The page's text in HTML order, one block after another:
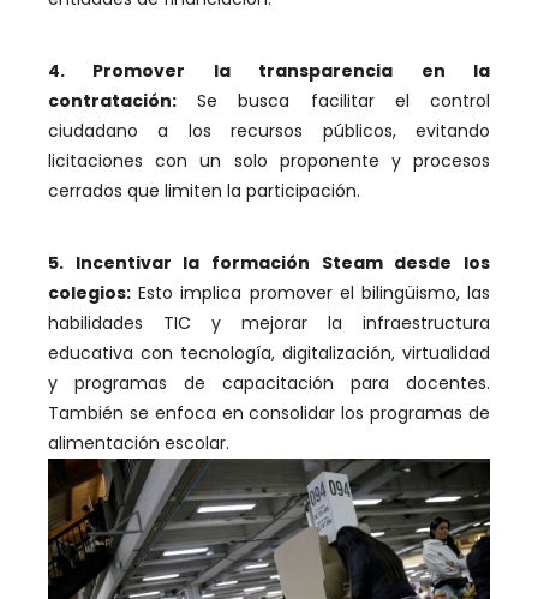
4. Promover la transparencia en la
contratación: Se busca facilitar el control
ciudadano a los recursos públicos, evitando
licitaciones con un solo proponente y procesos
cerrados que limiten la participación.
5. Incentivar la formación Steam desde los
colegios: Esto implica promover el bilingüismo, las
habilidades TIC y mejorar la infraestructura
educativa con tecnología, digitalización, virtualidad
y programas de capacitación para docentes.
También se enfoca en consolidar los programas de
alimentación escolar.